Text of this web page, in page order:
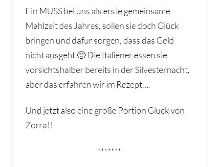
Ein MUSS bei uns als erste gemeinsame
Mahlzeit des Jahres, sollen sie doch Glück
bringen und dafür sorgen, dass das Geld
nicht ausgeht 🙂 Die Italiener essen sie
vorsichtshalber bereits in der Silvesternacht,
aber das erfahren wir im Rezept….
Und jetzt also eine große Portion Glück von
Zorra!!
*******